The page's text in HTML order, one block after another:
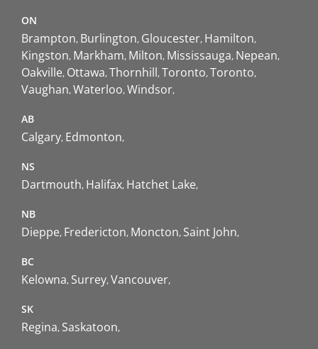
ON
Brampton Burlington Gloucester Hamilton
Kingston Markham Milton Mississauga Nepean
Oakville Ottawa Thornhill Toronto Toronto
Vaughan Waterloo Windsor
AB
Calgary Edmonton
NS
Dartmouth Halifax Hatchet Lake
NB
Dieppe Fredericton Moncton Saint John
BC
Kelowna Surrey Vancouver
SK
Regina Saskatoon